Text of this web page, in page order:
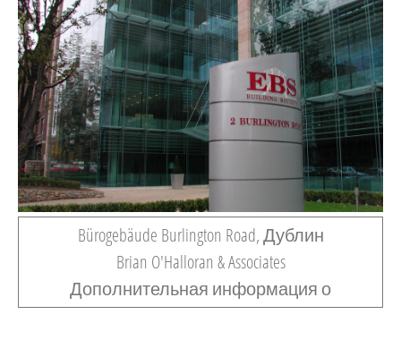
Bürogebäude Burlington Road, Дублин
Brian O'Halloran & Associates
Дополнительная информация о